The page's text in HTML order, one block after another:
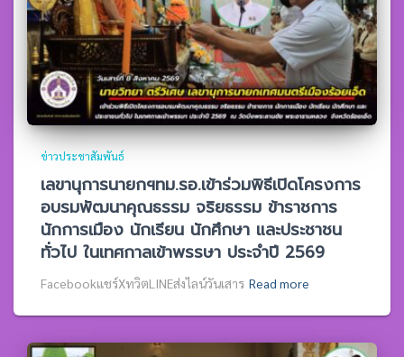
ข่าวประชาสัมพันธ์
เลขานุการนายกฯทม.รอ.เข้าร่วมพิธีเปิดโครงการ
อบรมพัฒนาคุณธรรม จริยธรรม ข้าราชการ
นักการเมือง นักเรียน นักศึกษา และประชาชน
ทั่วไป ในเทศกาลเข้าพรรษา ประจำปี 2569
Facebookแชร์XทวิตLINEส่งไลน์วันเสาร Read more